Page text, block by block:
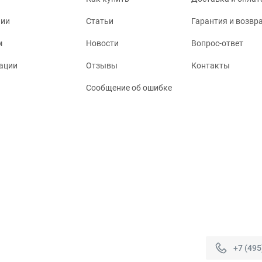
Статьи Гарантия и
Новости Вопрос-ответ
Отзывы Контакты
Сообщение об ошибке
+7